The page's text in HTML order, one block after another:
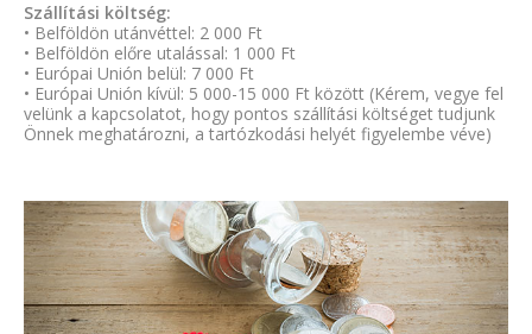
Szállítási költség:
• Belföldön utánvéttel: 2 000 Ft
• Belföldön előre utalással: 1 000 Ft
• Európai Unión belül: 7 000 Ft
• Európai Unión kívül: 5 000-15 000 Ft között (Kérem, vegye fel
velünk a kapcsolatot, hogy pontos szállítási költséget tudjunk
Önnek meghatározni, a tartózkodási helyét figyelembe véve)